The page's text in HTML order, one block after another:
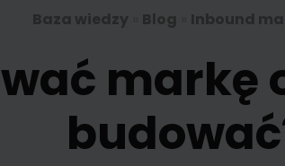
Baza wiedzy Blog Inbound
markę